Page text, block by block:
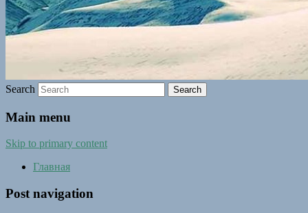
Search
Main menu
Skip to primary content
Главная
Post navigation